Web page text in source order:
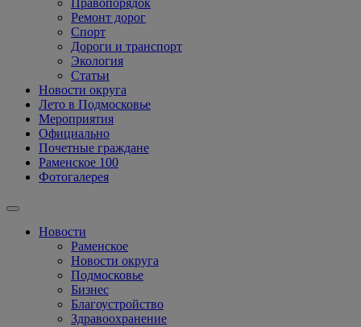
Правопорядок
Ремонт дорог
Спорт
Дороги и транспорт
Экология
Статьи
Новости округа
Лето в Подмосковье
Мероприятия
Официально
Почетные граждане
Раменское 100
Фотогалерея
Новости
Раменское
Новости округа
Подмосковье
Бизнес
Благоустройство
Здравоохранение